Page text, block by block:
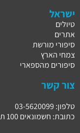
ישראל
טיולים
אתרים
סיפורי מורשת
צמחי הארץ
סיפורים מהספארי
צור קשר
טלפון: 03-5620099
כתובת: חשמונאים 100 תל אביב